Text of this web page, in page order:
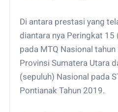
Di antara prestasi yang
diantara nya Peringkat 15
pada MTQ Nasional
Provinsi Sumatera Utara
(sepuluh) Nasional pada
Pontianak Tahun 2019.